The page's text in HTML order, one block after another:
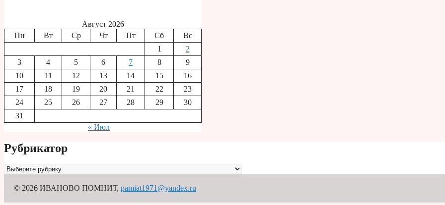
Август 2026
Пн
Вт Ср Чт Пт Сб
Вс
1
2
3
4 5 6 7 8
9
10
11 12 13 14 15
16
17
18 19 20 21 22
23
24
25 26 27 28 29
30
31
« Июл
Рубрикатор
Рубрикатор
© 2026 ИВАНОВО ПОМНИТ, pamiat1971@yandex.ru